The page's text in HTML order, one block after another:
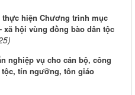
hiện Chương trình mục
hội vùng đồng bào dân tộc
nghiệp vụ cho cán bộ, công
tín ngưỡng, tôn giáo